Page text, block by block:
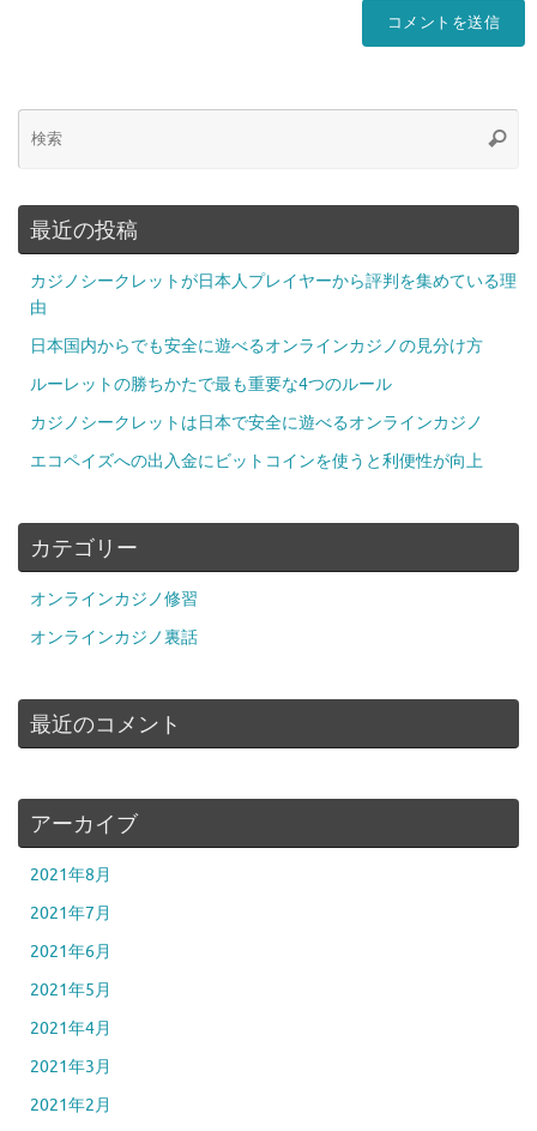
最近の投稿
カジノシークレットが日本人プレイヤーから評判を集めている理
由
日本国内からでも安全に遊べるオンラインカジノの見分け方
ルーレットの勝ちかたで最も重要な4つのルール
カジノシークレットは日本で安全に遊べるオンラインカジノ
エコペイズへの出入金にビットコインを使うと利便性が向上
カテゴリー
オンラインカジノ修習
オンラインカジノ裏話
最近のコメント
アーカイブ
2021年8月
2021年7月
2021年6月
2021年5月
2021年4月
2021年3月
2021年2月